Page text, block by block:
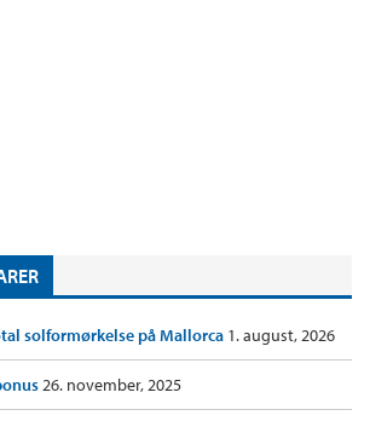
solformørkelse på Mallorca 1. august, 2026
26. november, 2025